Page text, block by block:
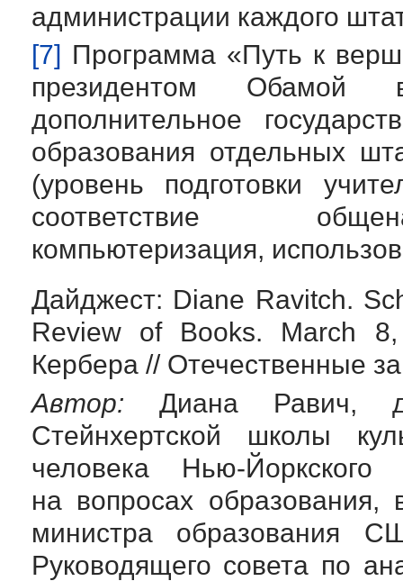
администрации каждого
[7] Программа «Путь к
президентом Обамой
дополнительное
образования отдельных
(уровень подготовки
соответствие
компьютеризация,
Дайджест: Diane Ravitch.
Review of Books. March
Кербера // Отечественные
Автор: Диана Равич,
Стейнхертской школы
человека Нью-Йоркского
на вопросах образования,
министра образования
Руководящего совета по